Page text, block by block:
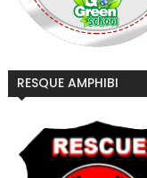
RESQUE AMPHIBI